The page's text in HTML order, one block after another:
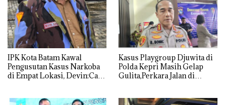
IPK Kota Batam Kawal
Pengusutan Kasus Narkoba
di Empat Lokasi, Devin:Cari
Kasus Playgroup Djuwita di
Polda Kepri Masih Gelap
Gulita,Perkara Jalan di